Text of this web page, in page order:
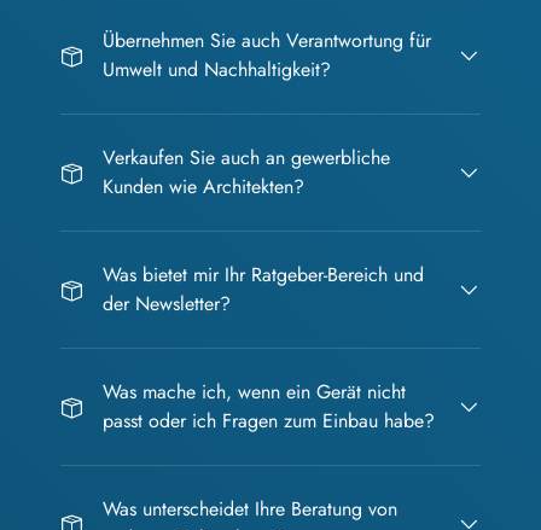
Übernehmen Sie auch Verantwortung für
Umwelt und Nachhaltigkeit?
Verkaufen Sie auch an gewerbliche
Kunden wie Architekten?
Was bietet mir Ihr Ratgeber-Bereich und
der Newsletter?
Was mache ich, wenn ein Gerät nicht
passt oder ich Fragen zum Einbau habe?
Was unterscheidet Ihre Beratung von